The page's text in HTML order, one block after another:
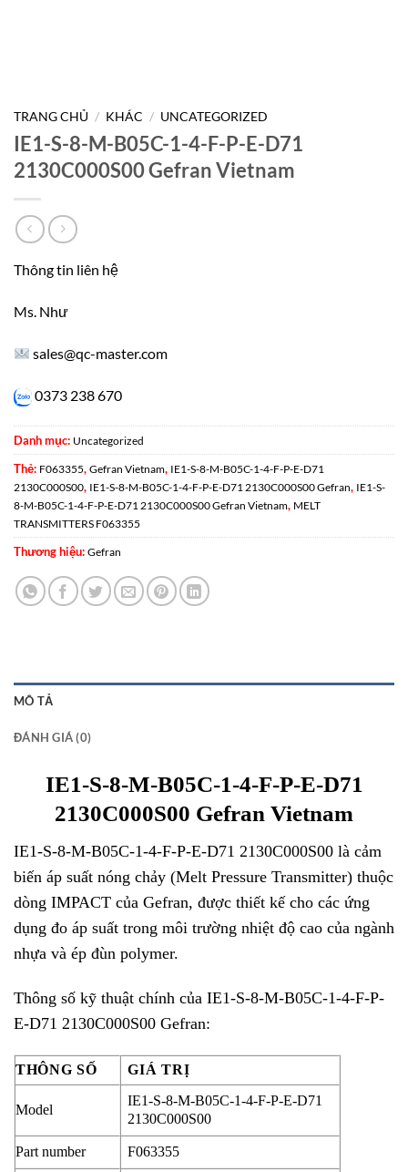
TRANG CHỦ / KHÁC / UNCATEGORIZED
IE1-S-8-M-B05C-1-4-F-P-E-D71
2130C000S00 Gefran Vietnam
Thông tin liên hệ
Ms. Như
sales@qc-master.com
0373 238 670
Danh mục: Uncategorized
Thẻ: F063355, Gefran Vietnam, IE1-S-8-M-B05C-1-4-F-P-E-D71
2130C000S00, IE1-S-8-M-B05C-1-4-F-P-E-D71 2130C000S00 Gefran, IE1-S-
8-M-B05C-1-4-F-P-E-D71 2130C000S00 Gefran Vietnam, MELT
TRANSMITTERS F063355
Thương hiệu: Gefran
MÔ TẢ
ĐÁNH GIÁ (0)
IE1-S-8-M-B05C-1-4-F-P-E-D71
2130C000S00 Gefran Vietnam
IE1-S-8-M-B05C-1-4-F-P-E-D71 2130C000S00 là cảm
biến áp suất nóng chảy (Melt Pressure Transmitter) thuộc
dòng IMPACT của Gefran, được thiết kế cho các ứng
dụng đo áp suất trong môi trường nhiệt độ cao của ngành
nhựa và ép đùn polymer.
Thông số kỹ thuật chính của IE1-S-8-M-B05C-1-4-F-P-
E-D71 2130C000S00 Gefran:
THÔNG SỐ GIÁ TRỊ
Model
IE1-S-8-M-B05C-1-4-F-P-E-D71
2130C000S00
Part number F063355